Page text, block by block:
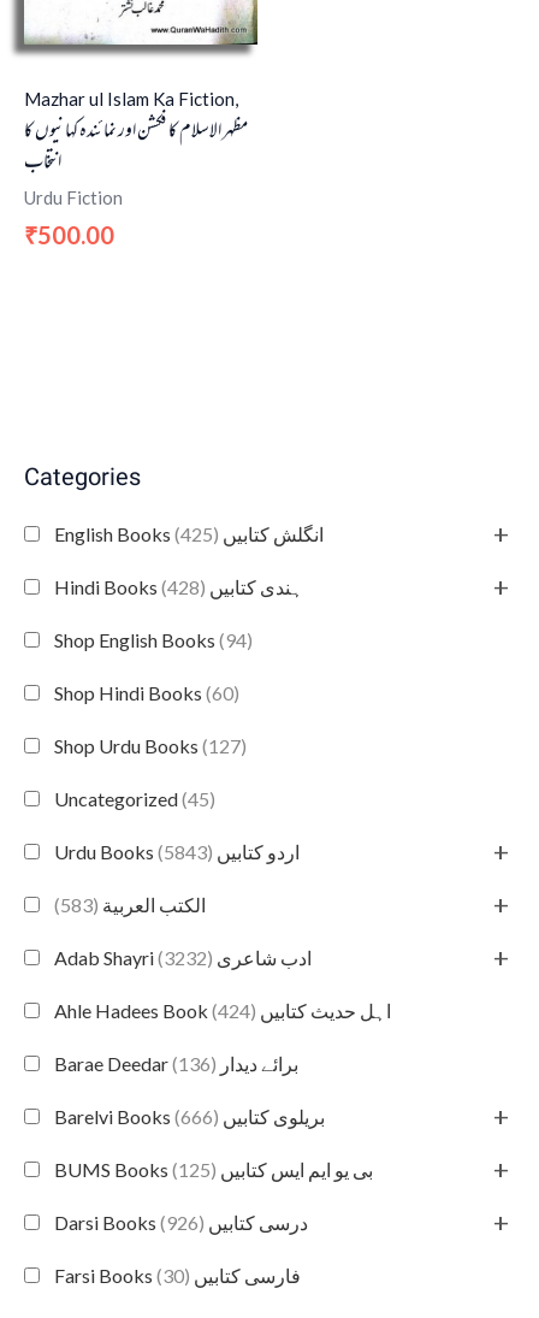
Categories
English Books انگلش کتابیں (425) +
Hindi Books ہندی کتابیں (428) +
Shop English Books (94)
Shop Hindi Books (60)
Shop Urdu Books (127)
Uncategorized(45)
Urdu Books اردو کتابیں (5843) +
الكتب العربية (583) +
Adab Shayri ادب شاعری (3232) +
Ahle Hadees Book اہل حدیث کتابیں (424)
Barae Deedar برائے دیدار (136)
Barelvi Books بریلوی کتابیں (666) +
BUMS Books بی یو ایم ایس کتابیں (125) +
Darsi Books درسی کتابیں (926) +
Farsi Books فارسی کتابیں (30)
Mazhar ul Islam Ka Fiction,
مظہر الاسلام کا فکشن اور نمائندہ کہانیوں کا
انتخاب
Urdu Fiction
₹500.00